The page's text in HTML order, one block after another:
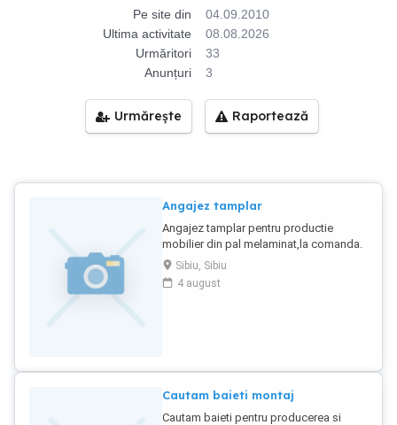
Pe site din
04.09.2010
Ultima activitate
08.08.2026
Urmăritori
33
Anunțuri
3
Urmărește Raportează
Angajez tamplar
Angajez tamplar pentru productie
mobilier din pal melaminat,la comanda.
Pentru mai multe detalii ne puteti
contacta la tel
Sibiu, Sibiu
4 august
Cautam baieti montaj
Cautam baieti pentru producerea si